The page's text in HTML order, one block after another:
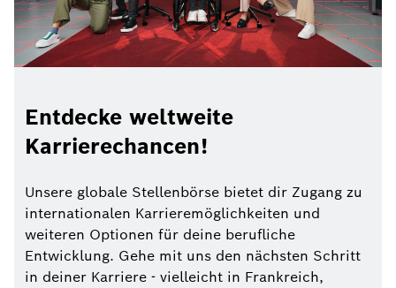
Entdecke weltweite
Karrierechancen!
Unsere globale Stellenbörse bietet dir Zugang zu
internationalen Karrieremöglichkeiten und
weiteren Optionen für deine berufliche
Entwicklung. Gehe mit uns den nächsten Schritt
in deiner Karriere - vielleicht in Frankreich,